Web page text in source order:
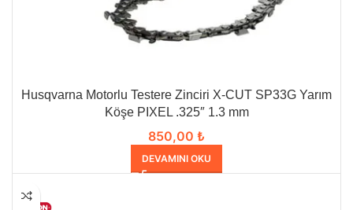
Husqvarna Motorlu Testere Zinciri X-CUT SP33G Yarım
Köşe PIXEL .325″ 1.3 mm
850,00 ₺
DEVAMINI OKU